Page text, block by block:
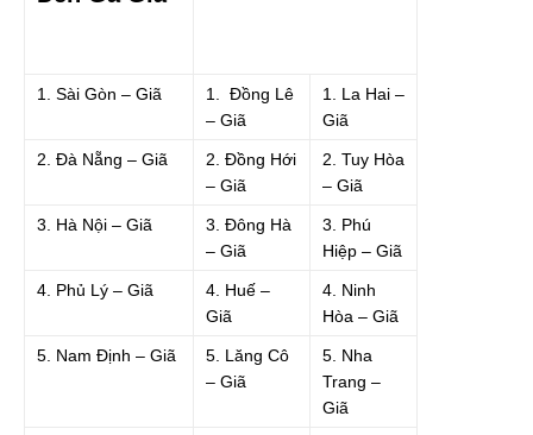
1. Sài Gòn – Giã
1. Đồng Lê
– Giã
1. La Hai –
Giã
2. Đà Nẵng – Giã
2. Đồng Hới
– Giã
2. Tuy Hòa
– Giã
3. Hà Nội – Giã
3. Đông Hà
– Giã
3. Phú
Hiệp – Giã
4. Phủ Lý – Giã
4. Huế –
Giã
4. Ninh
Hòa – Giã
5. Nam Định – Giã
5. Lăng Cô
– Giã
5. Nha
Trang –
Giã